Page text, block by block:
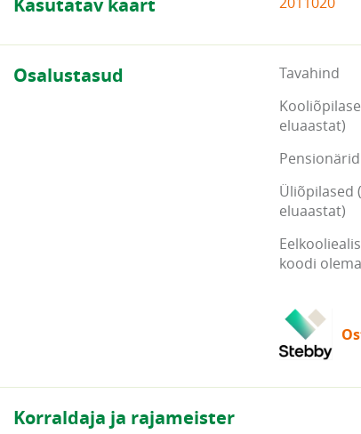
Kasutatav kaart
Osalustasud Tavahind
eluaastat)
Üliõpilased
eluaastat)
koodi
Korraldaja ja rajameister